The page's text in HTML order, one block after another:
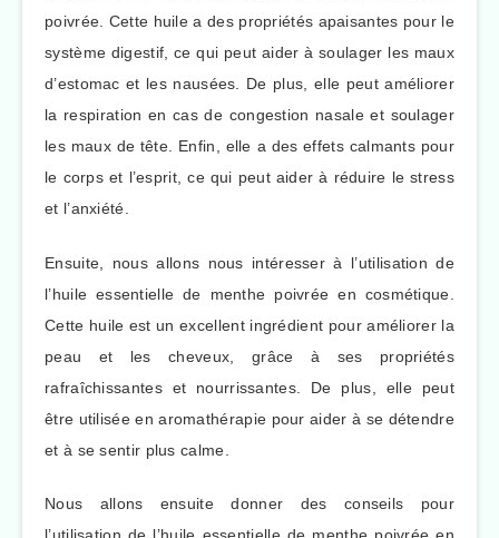
poivrée. Cette huile a des propriétés apaisantes pour le
système digestif, ce qui peut aider à soulager les maux
d’estomac et les nausées. De plus, elle peut améliorer
la respiration en cas de congestion nasale et soulager
les maux de tête. Enfin, elle a des effets calmants pour
le corps et l’esprit, ce qui peut aider à réduire le stress
et l’anxiété.
Ensuite, nous allons nous intéresser à l’utilisation de
l’huile essentielle de menthe poivrée en cosmétique.
Cette huile est un excellent ingrédient pour améliorer la
peau et les cheveux, grâce à ses propriétés
rafraîchissantes et nourrissantes. De plus, elle peut
être utilisée en aromathérapie pour aider à se détendre
et à se sentir plus calme.
Nous allons ensuite donner des conseils pour